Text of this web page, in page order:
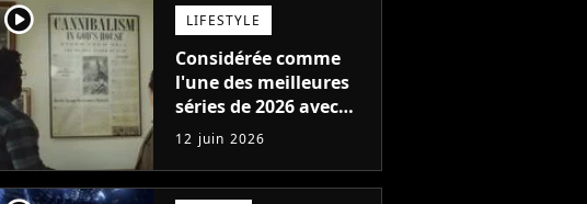
player2 LIFESTYLE
Considérée comme
l'une des meilleures
séries de 2026 avec
une note de 97%, elle
va avoir une suite en
2027
12 juin 2026